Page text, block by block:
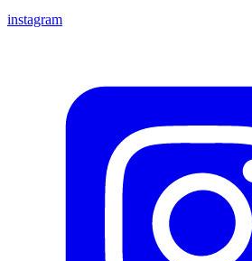
instagram